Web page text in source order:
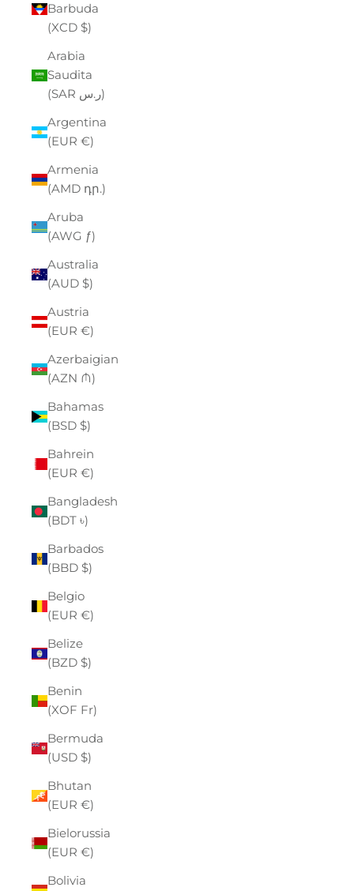
Barbuda
(XCD $)
Arabia
Saudita
(SAR ر.س)
Argentina
(EUR €)
Armenia
(AMD դր.)
Aruba
(AWG ƒ)
Australia
(AUD $)
Austria
(EUR €)
Azerbaigian
(AZN ₼)
Bahamas
(BSD $)
Bahrein
(EUR €)
Bangladesh
(BDT ৳)
Barbados
(BBD $)
Belgio
(EUR €)
Belize
(BZD $)
Benin
(XOF Fr)
Bermuda
(USD $)
Bhutan
(EUR €)
Bielorussia
(EUR €)
Bolivia